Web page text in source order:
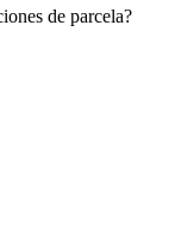
de parcela?